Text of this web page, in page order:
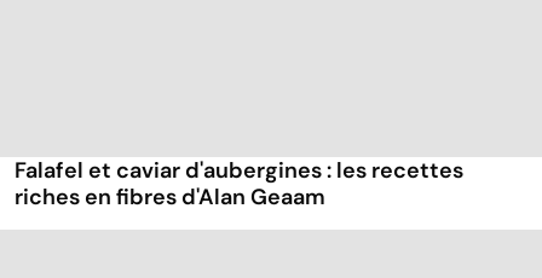
Falafel et caviar d'aubergines : les recettes
riches en fibres d'Alan Geaam